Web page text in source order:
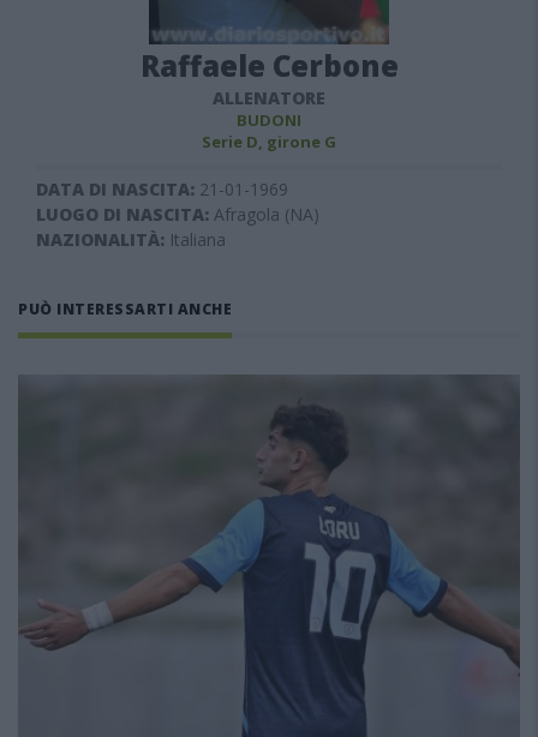
Raffaele Cerbone
ALLENATORE
BUDONI
Serie D, girone G
DATA DI NASCITA: 21-01-1969
LUOGO DI NASCITA: Afragola (NA)
NAZIONALITÀ: Italiana
PUÒ INTERESSARTI ANCHE